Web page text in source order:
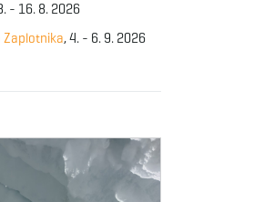
- 16. 8. 2026
Zaplotnika, 4. - 6. 9. 2026